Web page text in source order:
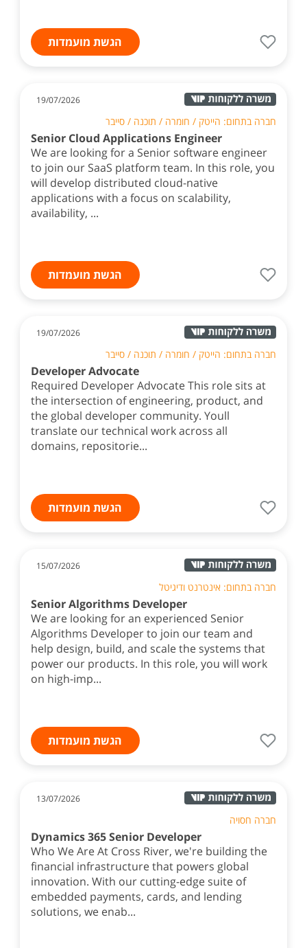
הגשת מועמדות
19/07/2026
חברה בתחום: הייטק / חומרה / תוכנה / סייבר
Senior Cloud Applications Engineer
We are looking for a Senior software engineer
to join our SaaS platform team. In this role, you
will develop distributed cloud-native
applications with a focus on scalability,
availability, ...
הגשת מועמדות
19/07/2026
חברה בתחום: הייטק / חומרה / תוכנה / סייבר
Developer Advocate
Required Developer Advocate This role sits at
the intersection of engineering, product, and
the global developer community. Youll
translate our technical work across all
domains, repositorie...
הגשת מועמדות
15/07/2026
חברה בתחום: אינטרנט ודיגיטל
Senior Algorithms Developer
We are looking for an experienced Senior
Algorithms Developer to join our team and
help design, build, and scale the systems that
power our products. In this role, you will work
on high-imp...
הגשת מועמדות
13/07/2026
חברה חסויה
Dynamics 365 Senior Developer
Who We Are At Cross River, we're building the
financial infrastructure that powers global
innovation. With our cutting-edge suite of
embedded payments, cards, and lending
solutions, we enab...